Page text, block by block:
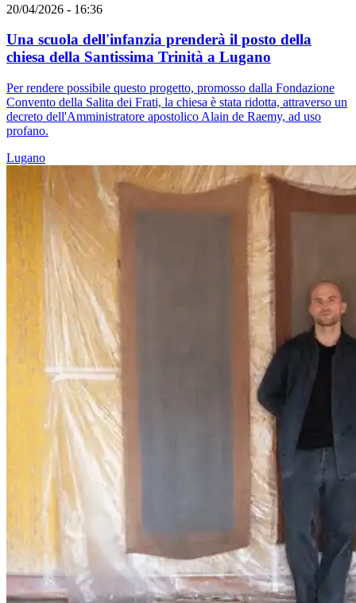
20/04/2026 - 16:36
Una scuola dell'infanzia prenderà il posto della
chiesa della Santissima Trinità a Lugano
Per rendere possibile questo progetto, promosso dalla Fondazione
Convento della Salita dei Frati, la chiesa è stata ridotta, attraverso un
decreto dell'Amministratore apostolico Alain de Raemy, ad uso
profano.
Lugano